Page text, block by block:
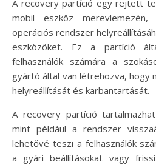
A recovery partíció egy rejtett
mobil eszköz
operációs rendszer
eszközöket. Ez a partíció
felhasználók számára a
gyártó által van létrehozva, hogy
helyreállítását és karbantartását.
A recovery partíció
mint például a rendszer
lehetővé teszi a felhasználók
a gyári beállításokat vagy